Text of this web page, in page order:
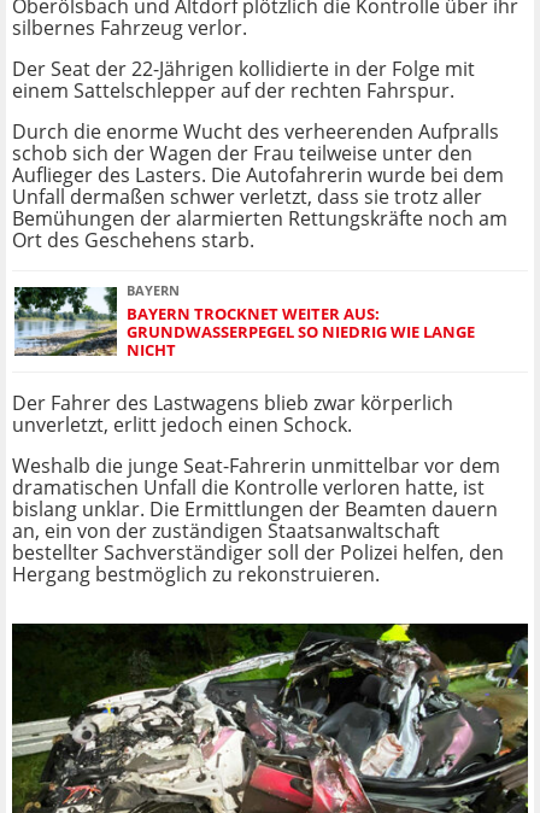
Oberölsbach und Altdorf plötzlich die Kontrolle über ihr
silbernes Fahrzeug verlor.
Der Seat der 22-Jährigen kollidierte in der Folge mit
einem Sattelschlepper auf der rechten Fahrspur.
Durch die enorme Wucht des verheerenden Aufpralls
schob sich der Wagen der Frau teilweise unter den
Auflieger des Lasters. Die Autofahrerin wurde bei dem
Unfall dermaßen schwer verletzt, dass sie trotz aller
Bemühungen der alarmierten Rettungskräfte noch am
Ort des Geschehens starb.
BAYERN
BAYERN TROCKNET WEITER AUS:
GRUNDWASSERPEGEL SO NIEDRIG WIE LANGE
NICHT
Der Fahrer des Lastwagens blieb zwar körperlich
unverletzt, erlitt jedoch einen Schock.
Weshalb die junge Seat-Fahrerin unmittelbar vor dem
dramatischen Unfall die Kontrolle verloren hatte, ist
bislang unklar. Die Ermittlungen der Beamten dauern
an, ein von der zuständigen Staatsanwaltschaft
bestellter Sachverständiger soll der Polizei helfen, den
Hergang bestmöglich zu rekonstruieren.